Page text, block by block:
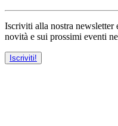
Iscriviti alla nostra newsletter
novità e sui prossimi eventi
Iscriviti!